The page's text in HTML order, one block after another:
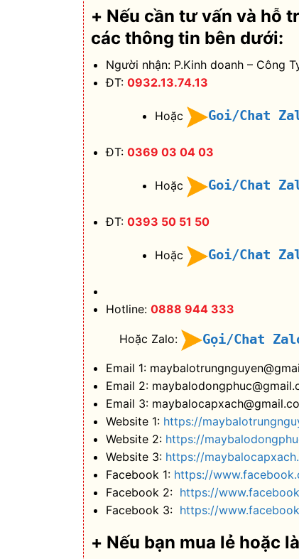
+ Nếu cần tư vấn và hỗ
các thông tin bên dưới:
Người nhận: P.Kinh doanh – Công
ĐT: 0932.13.74.13
Hoặc Goi/Chat
ĐT: 0369 03 04 03
Hoặc Goi/Chat
ĐT: 0393 50 51 50
Hoặc Goi/Chat
Hotline: 0888 944 333
Hoặc Zalo: Gọi/Chat
Email 1:
Email 2:
Email 3:
Website 1: https://
Website 2: https://
Website 3: https://
Facebook 1: https://
Facebook 2: https://
Facebook 3: https://
+ Nếu bạn mua lẻ hoặc